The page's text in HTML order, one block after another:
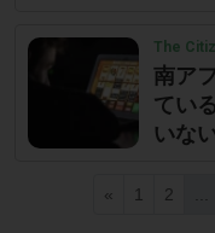
The
南ア
てい
いな
« 1 2